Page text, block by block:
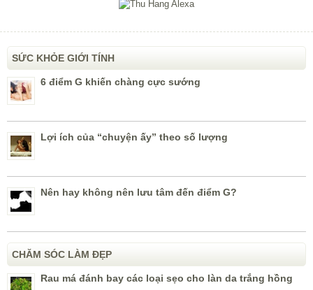
SỨC KHỎE GIỚI TÍNH
6 điểm G khiến chàng cực sướng
Lợi ích của “chuyện ấy” theo số lượng
Nên hay không nên lưu tâm đến điểm G?
CHĂM SÓC LÀM ĐẸP
Rau má đánh bay các loại sẹo cho làn da trắng hồng